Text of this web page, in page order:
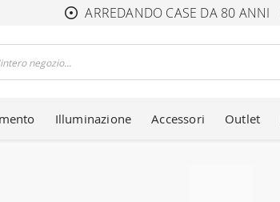
ARREDANDO CASE DA 80 ANNI
Illuminazione Accessori Outlet